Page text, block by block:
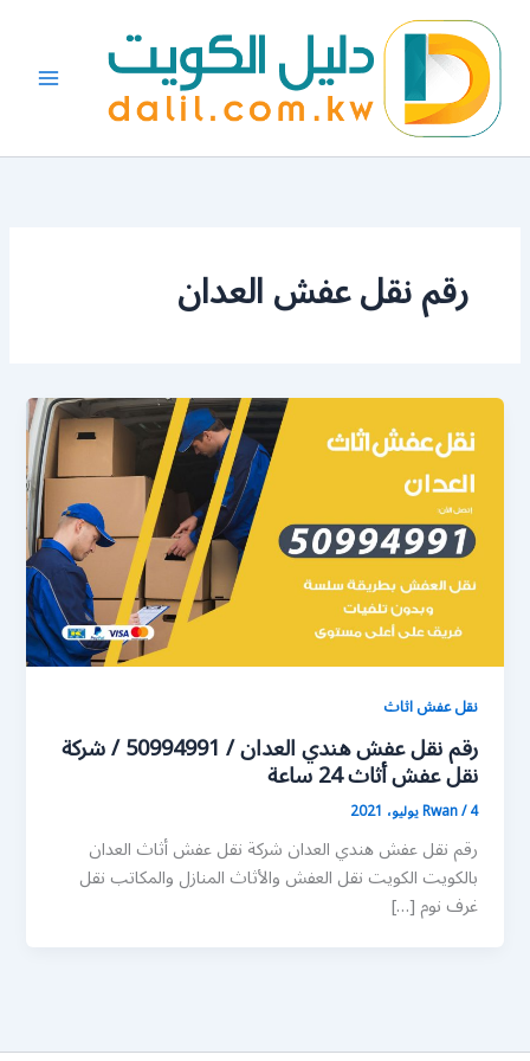
المحتوى
رقم نقل عفش العدان
نقل عفش اثاث
رقم نقل عفش هندي العدان / 50994991 / شركة
نقل عفش أثاث 24 ساعة
Rwan/4 يوليو، 2021
رقم نقل عفش هندي العدان شركة نقل عفش أثاث العدان
بالكويت الكويت نقل العفش والأثاث المنازل والمكاتب نقل
غرف نوم […]